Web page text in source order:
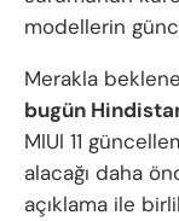
modellerin
Merakla
bugün
MIUI 11
alacağı daha
açıklama ile